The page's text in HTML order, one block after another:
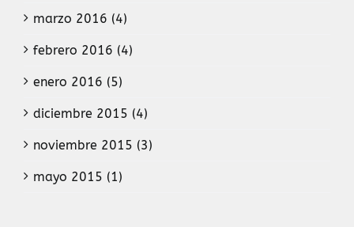
marzo 2016 (4)
febrero 2016 (4)
enero 2016 (5)
diciembre 2015 (4)
noviembre 2015 (3)
mayo 2015 (1)